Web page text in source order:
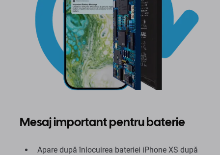
Mesaj important pentru baterie
Apare după înlocuirea bateriei iPhone XS după